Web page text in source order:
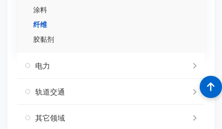
涂料
纤维
胶黏剂
电力
轨道交通
其它领域